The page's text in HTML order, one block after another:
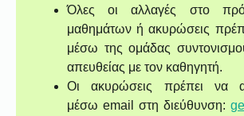
Όλες οι αλλαγές στο
μαθημάτων ή ακυρώσεις
μέσω της ομάδας
απευθείας με τον καθηγητή.
Οι ακυρώσεις πρέπει να
μέσω email στη διεύθυνση: